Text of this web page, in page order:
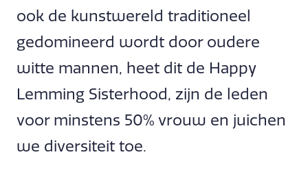
ook de kunstwereld traditioneel
gedomineerd wordt door oudere
witte mannen, heet dit de Happy
Lemming Sisterhood, zijn de leden
voor minstens 50% vrouw en juichen
we diversiteit toe.